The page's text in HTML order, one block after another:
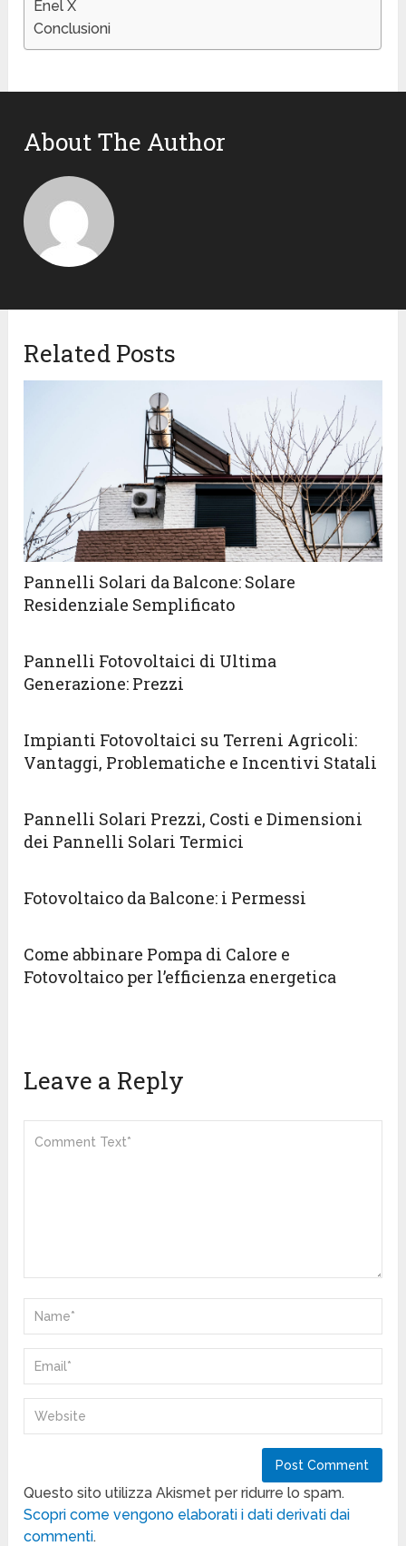
Enel X
Conclusioni
About The Author
Related Posts
Pannelli Solari da Balcone: Solare
Residenziale Semplificato
Pannelli Fotovoltaici di Ultima
Generazione: Prezzi
Impianti Fotovoltaici su Terreni Agricoli:
Vantaggi, Problematiche e Incentivi Statali
Pannelli Solari Prezzi, Costi e Dimensioni
dei Pannelli Solari Termici
Fotovoltaico da Balcone: i Permessi
Come abbinare Pompa di Calore e
Fotovoltaico per l’efficienza energetica
Leave a Reply
Questo sito utilizza Akismet per ridurre lo spam.
Scopri come vengono elaborati i dati derivati dai
commenti.